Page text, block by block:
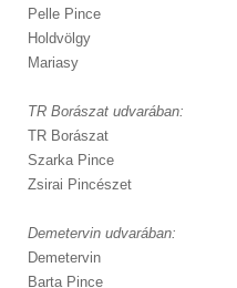
Pelle Pince
Holdvölgy
Mariasy
TR Borászat udvarában:
TR Borászat
Szarka Pince
Zsirai Pincészet
Demetervin udvarában:
Demetervin
Barta Pince